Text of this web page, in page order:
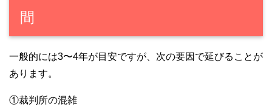
間
一般的には3〜4年が目安ですが、次の要因で延びることが
あります。
①裁判所の混雑